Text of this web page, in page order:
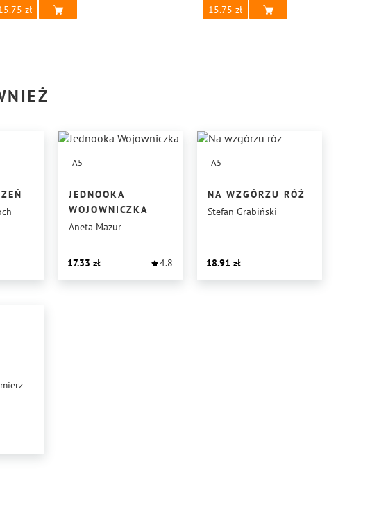
15.75
A5
JEDNOOKA
WOJOWNICZKA
Aneta Mazur
17.33 4.8
A5
NA WZGÓRZU RÓŻ
Stefan Grabiński
18.91